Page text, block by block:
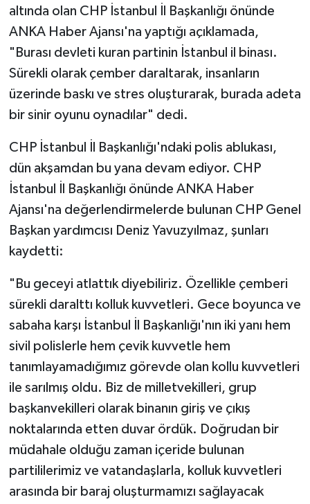
altında olan CHP İstanbul İl Başkanlığı önünde
ANKA Haber Ajansı'na yaptığı açıklamada,
"Burası devleti kuran partinin İstanbul il binası.
Sürekli olarak çember daraltarak, insanların
üzerinde baskı ve stres oluşturarak, burada adeta
bir sinir oyunu oynadılar" dedi.
CHP İstanbul İl Başkanlığı'ndaki polis ablukası,
dün akşamdan bu yana devam ediyor. CHP
İstanbul İl Başkanlığı önünde ANKA Haber
Ajansı'na değerlendirmelerde bulunan CHP Genel
Başkan yardımcısı Deniz Yavuzyılmaz, şunları
kaydetti:
"Bu geceyi atlattık diyebiliriz. Özellikle çemberi
sürekli daralttı kolluk kuvvetleri. Gece boyunca ve
sabaha karşı İstanbul İl Başkanlığı'nın iki yanı hem
sivil polislerle hem çevik kuvvetle hem
tanımlayamadığımız görevde olan kollu kuvvetleri
ile sarılmış oldu. Biz de milletvekilleri, grup
başkanvekilleri olarak binanın giriş ve çıkış
noktalarında etten duvar ördük. Doğrudan bir
müdahale olduğu zaman içeride bulunan
partililerimiz ve vatandaşlarla, kolluk kuvvetleri
arasında bir baraj oluşturmamızı sağlayacak